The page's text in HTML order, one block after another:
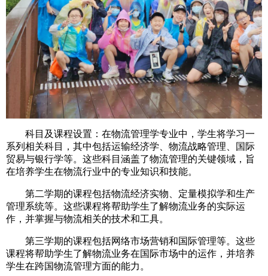
科目及课程设置：在物流管理学专业中，学生将学习一
系列相关科目，其中包括运输经济学、物流战略管理、国际
贸易与银行学等。这些科目涵盖了物流管理的关键领域，旨
在培养学生在物流行业中的专业知识和技能。
第二学期的课程包括物流经济实物、定量模拟学和生产
管理系统等。这些课程将帮助学生了解物流业务的实际运
作，并掌握与物流相关的技术和工具。
第三学期的课程包括网络市场营销和国际管理等。这些
课程将帮助学生了解物流业务在国际市场中的运作，并培养
学生在跨国物流管理方面的能力。
《2026招生手册电子版》
Official Admission Manual
获取验证码
微信扫码